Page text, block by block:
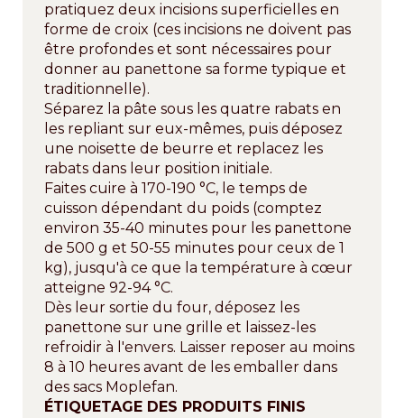
pratiquez deux incisions superficielles en
forme de croix (ces incisions ne doivent pas
être profondes et sont nécessaires pour
donner au panettone sa forme typique et
traditionnelle).
Séparez la pâte sous les quatre rabats en
les repliant sur eux-mêmes, puis déposez
une noisette de beurre et replacez les
rabats dans leur position initiale.
Faites cuire à 170-190 °C, le temps de
cuisson dépendant du poids (comptez
environ 35-40 minutes pour les panettone
de 500 g et 50-55 minutes pour ceux de 1
kg), jusqu'à ce que la température à cœur
atteigne 92-94 °C.
Dès leur sortie du four, déposez les
panettone sur une grille et laissez-les
refroidir à l'envers. Laisser reposer au moins
8 à 10 heures avant de les emballer dans
des sacs Moplefan.
ÉTIQUETAGE DES PRODUITS FINIS